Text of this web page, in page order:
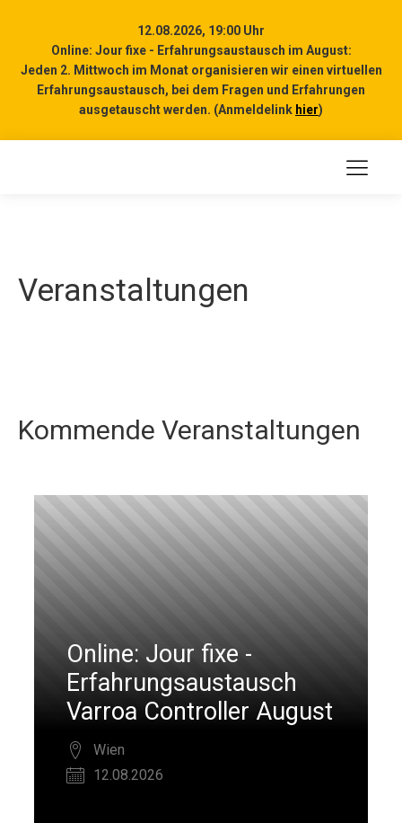
12.08.2026, 19:00 Uhr
Online: Jour fixe - Erfahrungsaustausch im August:
Jeden 2. Mittwoch im Monat organisieren wir einen virtuellen
Erfahrungsaustausch, bei dem Fragen und Erfahrungen
ausgetauscht werden. (Anmeldelink hier)
Veranstaltungen
Kommende Veranstaltungen
Online: Jour fixe -
Erfahrungsaustausch
Varroa Controller August
Wien
12.08.2026